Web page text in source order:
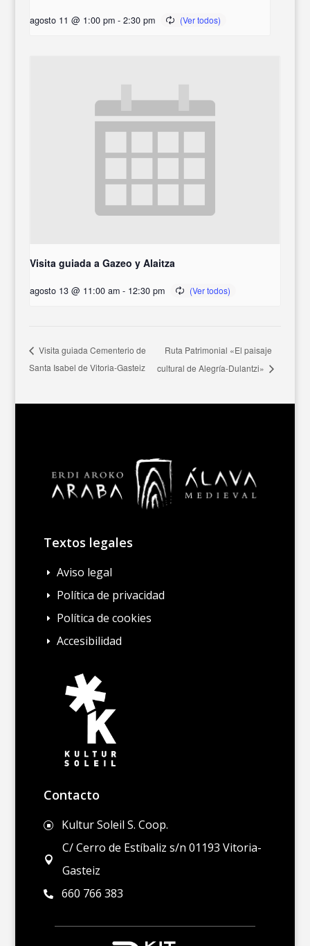
agosto 11 @ 1:00 pm - 2:30 pm
Visita guiada a Gazeo y Alaitza
agosto 13 @ 11:00 am - 12:30 pm
Visita guiada Cementerio de
Santa Isabel de Vitoria-Gasteiz
Ruta Patrimonial «El paisaje
cultural de Alegría-Dulantzi»
Textos legales
E Aviso legal
E Política de privacidad
E Política de cookies
E Accesibilidad
Contacto
] Kultur Soleil S. Coop.

C/ Cerro de Estíbaliz s/n 01193 Vitoria-
Gasteiz
 660 766 383